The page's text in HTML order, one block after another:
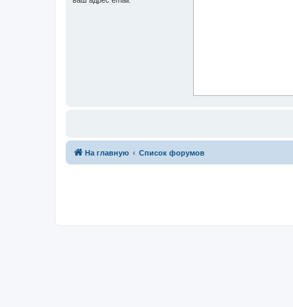
На главную Список форумов